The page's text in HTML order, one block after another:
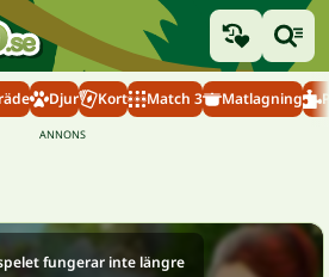
Djur Kort Match 3 Matlagning
fungerar inte längre